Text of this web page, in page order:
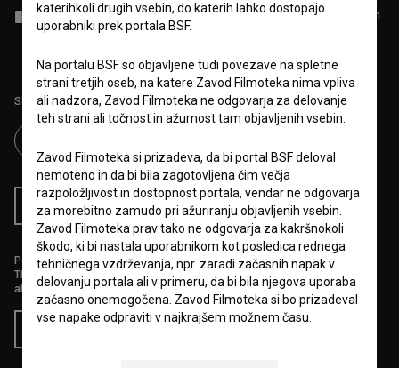
Sprejemam splošne pogoje in dajem soglasje za zbiranje, hrambo in
obdelavo osebnih podatkov.
Sledite nam na:
RSS novice RSS dogodki
Podprite nas z donacijo na
TRR: SI56 6100 0001 5706 684,
ali s kreditno kartico:
katerihkoli drugih vsebin, do katerih lahko dostopajo
uporabniki prek portala BSF.
Na portalu BSF so objavljene tudi povezave na spletne
strani tretjih oseb, na katere Zavod Filmoteka nima vpliva
ali nadzora, Zavod Filmoteka ne odgovarja za delovanje
teh strani ali točnost in ažurnost tam objavljenih vsebin.
Zavod Filmoteka si prizadeva, da bi portal BSF deloval
nemoteno in da bi bila zagotovljena čim večja
razpoložljivost in dostopnost portala, vendar ne odgovarja
za morebitno zamudo pri ažuriranju objavljenih vsebin.
Zavod Filmoteka prav tako ne odgovarja za kakršnokoli
škodo, ki bi nastala uporabnikom kot posledica rednega
tehničnega vzdrževanja, npr. zaradi začasnih napak v
delovanju portala ali v primeru, da bi bila njegova uporaba
začasno onemogočena. Zavod Filmoteka si bo prizadeval
vse napake odpraviti v najkrajšem možnem času.